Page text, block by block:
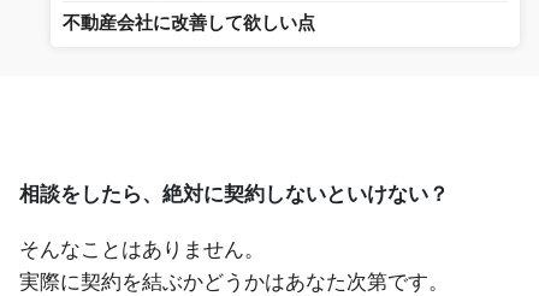
不動産会社に改善して欲しい点
相談をしたら、絶対に契約しないといけない？
そんなことはありません。
実際に契約を結ぶかどうかはあなた次第です。